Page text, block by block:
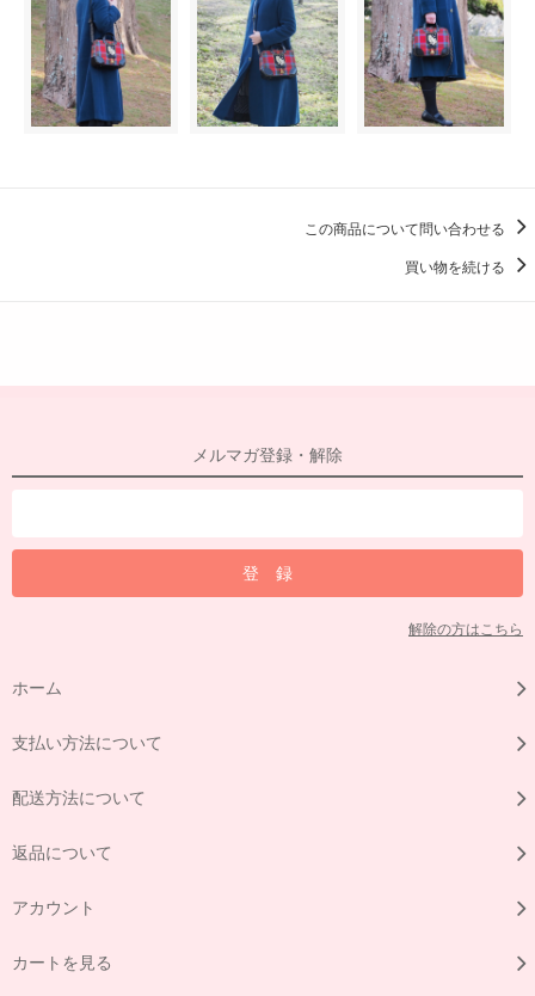
この商品について問い合わせる
買い物を続ける
メルマガ登録・解除
解除の方はこちら
ホーム
支払い方法について
配送方法について
返品について
アカウント
カートを見る